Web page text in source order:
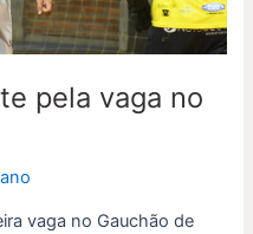
pela vaga no
vaga no Gauchão de